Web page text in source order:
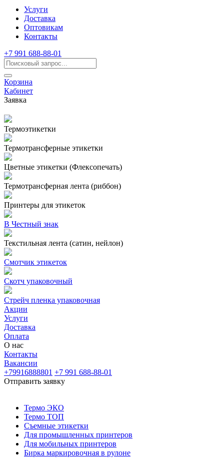
Услуги
Доставка
Оптовикам
Контакты
+7 991 688-88-01
Корзина
Кабинет
Заявка
Термоэтикетки
Термотрансферные этикетки
Цветные этикетки (Флексопечать)
Термотрансферная лента (риббон)
Принтеры для этикеток
В Честный знак
Текстильная лента (сатин, нейлон)
Смотчик этикеток
Скотч упаковочный
Стрейч пленка упаковочная
Акции
Услуги
Доставка
Оплата
О нас
Контакты
Вакансии
+79916888801 +7 991 688-88-01
Отправить заявку
Термо ЭКО
Термо ТОП
Съемные этикетки
Для промышленных принтеров
Для мобильных принтеров
Бирка маркировочная в рулоне